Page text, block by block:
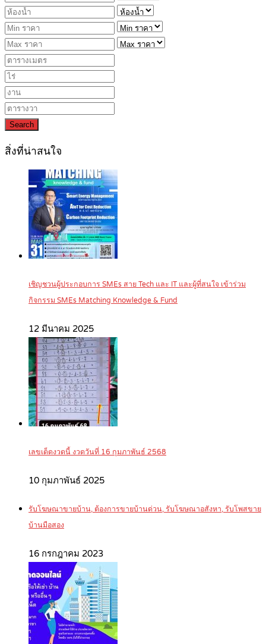
Search
สิ่งที่น่าสนใจ
เชิญชวนผู้ประกอบการ SMEs สาย Tech และ IT และผู้ที่สนใจ เข้าร่วม
กิจกรรม SMEs Matching Knowledge & Fund
12 มีนาคม 2025
เลขเด็ดงวดนี้ งวดวันที่ 16 กุมภาพันธ์ 2568
10 กุมภาพันธ์ 2025
รับโฆษณาขายบ้าน, ต้องการขายบ้านด่วน, รับโฆษณาอสังหา, รับโพสขาย
บ้านมือสอง
16 กรกฎาคม 2023